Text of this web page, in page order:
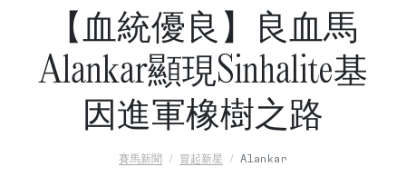
【血統優良】良血馬
Alankar顯現Sinhalite基
因進軍橡樹之路
賽馬新聞 冒起新星 Alankar